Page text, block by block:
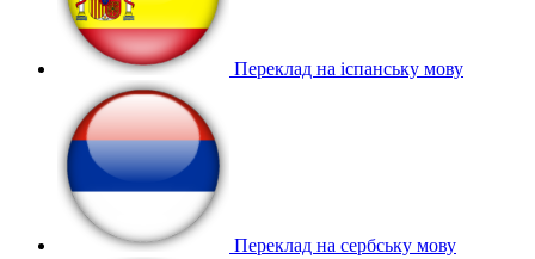
Переклад на іспанську мову
Переклад на сербську мову